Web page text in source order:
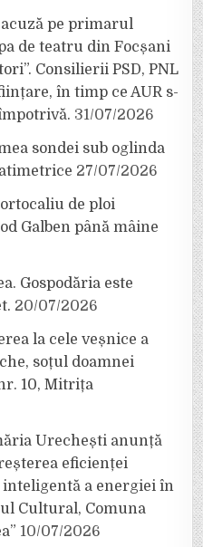
pe primarul
de teatru din Focșani
Consilierii PSD, PNL
în timp ce AUR s-
31/07/2026
sondei sub oglinda
27/07/2026
de ploi
Galben până mâine
Gospodăria este
20/07/2026
la cele veșnice a
soțul doamnei
10, Mitrița
Urechești anunță
eficienței
a energiei în
Cultural, Comuna
10/07/2026